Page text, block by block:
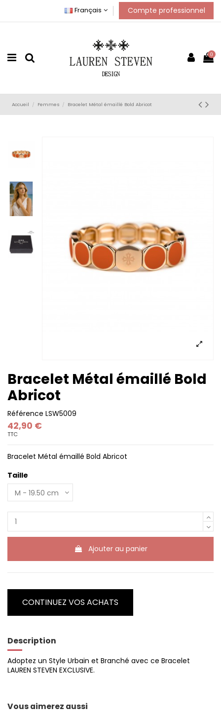
Français Compte professionnel
0
Accueil Femmes Bracelet Métal émaillé Bold Abricot
Bracelet Métal émaillé Bold
Abricot
Référence LSW5009
42,90 €
TTC
Bracelet Métal émaillé Bold Abricot
Taille
Ajouter au panier
CONTINUEZ VOS ACHATS
Description
Adoptez un Style Urbain et Branché avec ce Bracelet
LAUREN STEVEN EXCLUSIVE.
Vous aimerez aussi